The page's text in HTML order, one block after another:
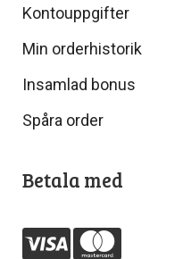
Kontouppgifter
Min orderhistorik
Insamlad bonus
Spåra order
Betala med